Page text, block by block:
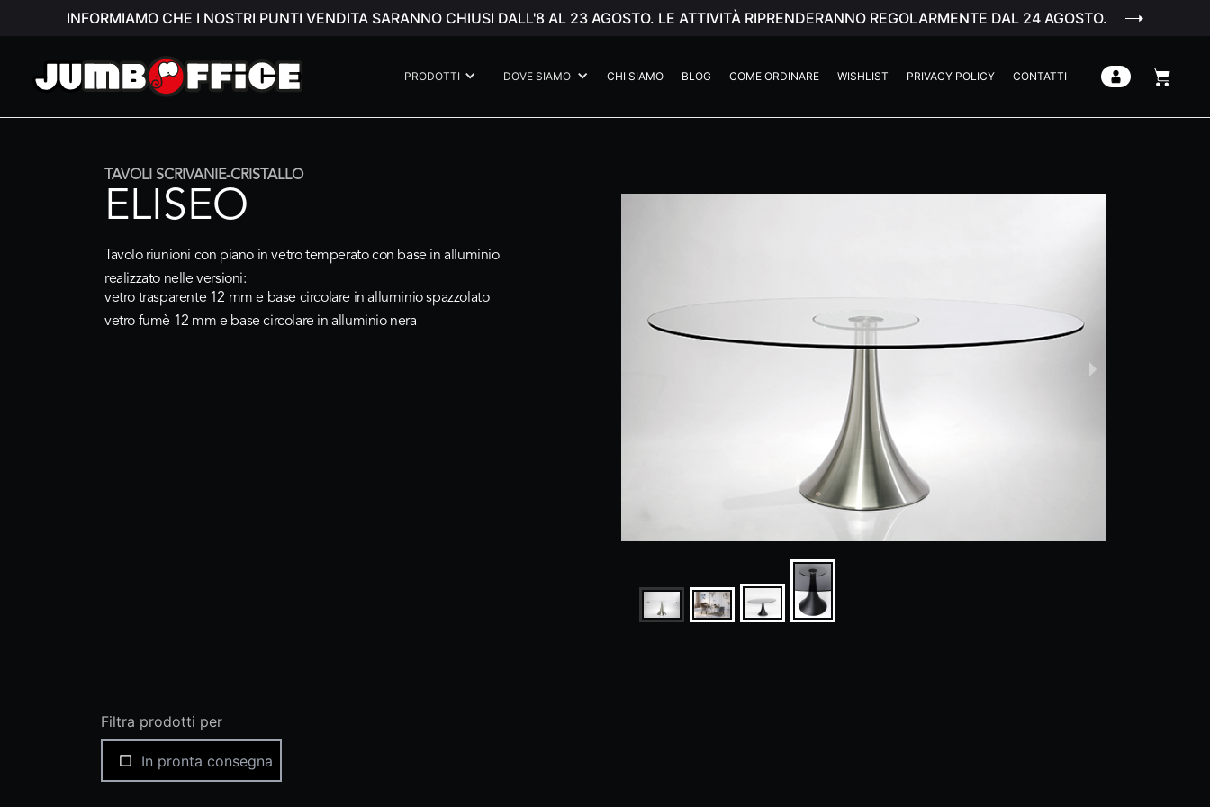
INFORMIAMO CHE I NOSTRI PUNTI VENDITA SARANNO CHIUSI DALL'8 AL 23 AGOSTO. LE ATTIVITÀ RIPRENDERANNO REGOLARMENTE DAL 24 AGOSTO.
PRODOTTI DOVE SIAMO CHI SIAMO BLOG COME ORDINARE WISHLIST PRIVACY POLICY CONTATTI
TAVOLI SCRIVANIE-CRISTALLO
ELISEO
Tavolo riunioni con piano in vetro temperato con base in alluminio
realizzato nelle versioni:
vetro trasparente 12 mm e base circolare in alluminio spazzolato
vetro fumè 12 mm e base circolare in alluminio nera
Filtra prodotti per
In pronta consegna